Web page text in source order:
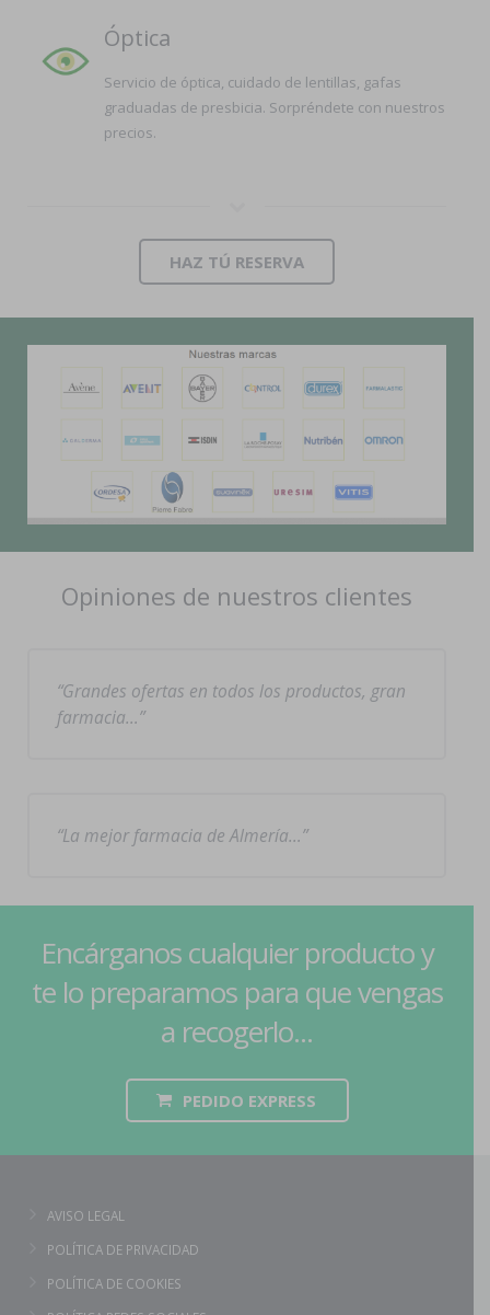
Óptica
Servicio de óptica, cuidado de lentillas, gafas
graduadas de presbicia. Sorpréndete con nuestros
precios.
HAZ TÚ RESERVA
Opiniones de nuestros clientes
Grandes ofertas en todos los productos, gran
farmacia…
La mejor farmacia de Almería…
Encárganos cualquier producto y
te lo preparamos para que vengas
a recogerlo...
PEDIDO EXPRESS
AVISO LEGAL
POLÍTICA DE PRIVACIDAD
POLÍTICA DE COOKIES